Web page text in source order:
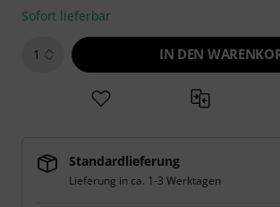
Sofort lieferbar
1 IN DEN
Standardlieferung
Lieferung in ca. 1-3 Werktagen